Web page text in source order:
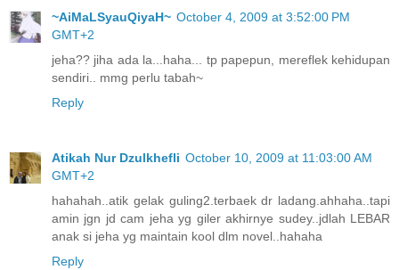
~AiMaLSyauQiyaH~ October 4, 2009 at 3:52:00 PM
GMT+2
jeha?? jiha ada la...haha... tp papepun, mereflek kehidupan
sendiri.. mmg perlu tabah~
Reply
Atikah Nur Dzulkhefli October 10, 2009 at 11:03:00 AM
GMT+2
hahahah..atik gelak guling2.terbaek dr ladang.ahhaha..tapi
amin jgn jd cam jeha yg giler akhirnye sudey..jdlah LEBAR
anak si jeha yg maintain kool dlm novel..hahaha
Reply